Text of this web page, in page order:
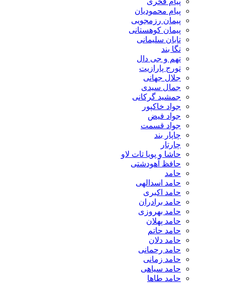
پیام محمودیان
پیمان رزمجویی
پیمان کوهستانی
تابان سلیمانی
تهم و جی دال
تورج پارازیت
جلال جهانی
جمال سیدی
جمشید گرکانی
جواد خاکپور
جواد فیض
جواد قسمت
چاپار بند
حاشا و پویا تات لاو
حافظ آهودشتی
حامد اسدالهی
حامد اکبری
حامد برادران
حامد بهروزی
حامد پهلان
حامد حاتم
حامد دلان
حامد رحمانی
حامد زمانی
حامد سیاهی
حامد طاها